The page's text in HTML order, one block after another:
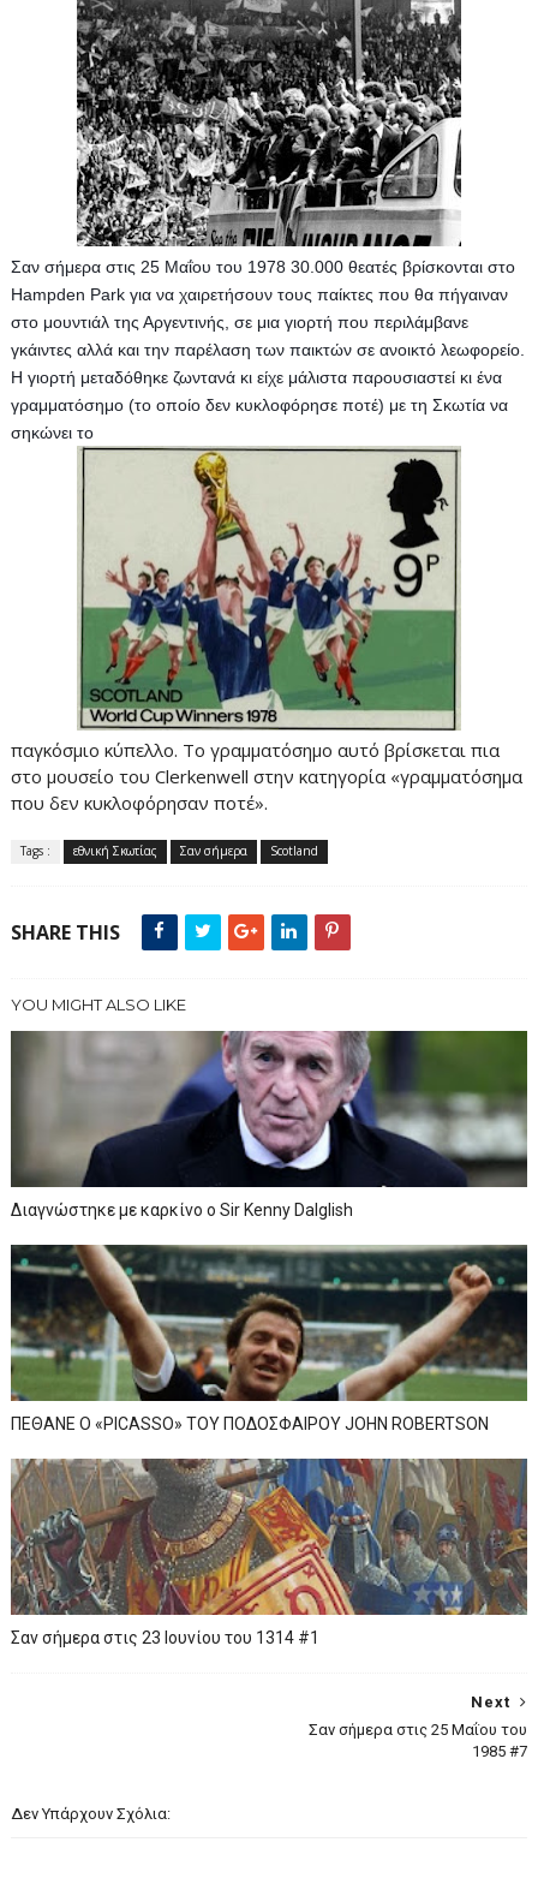
Σαν σήμερα στις 25 Μαΐου του 1978 30.000 θεατές βρίσκονται στο
Hampden Park για να χαιρετήσουν τους παίκτες που θα πήγαιναν
στο μουντιάλ της Αργεντινής, σε μια γιορτή που περιλάμβανε
γκάιντες αλλά και την παρέλαση των παικτών σε ανοικτό λεωφορείο.
Η γιορτή μεταδόθηκε ζωντανά κι είχε μάλιστα παρουσιαστεί κι ένα
γραμματόσημο (το οποίο δεν κυκλοφόρησε ποτέ) με τη Σκωτία να
σηκώνει το
παγκόσμιο κύπελλο. Το γραμματόσημο αυτό βρίσκεται πια
στο μουσείο του Clerkenwell στην κατηγορία «γραμματόσημα
που δεν κυκλοφόρησαν ποτέ».
Tags : εθνική Σκωτίας Σαν σήμερα Scotland
SHARE THIS
YOU MIGHT ALSO LIKE
Διαγνώστηκε με καρκίνο ο Sir Kenny Dalglish
ΠΕΘΑΝΕ Ο «PICASSO» TOY ΠΟΔΟΣΦΑΙΡΟΥ JOHN ROBERTSON
Σαν σήμερα στις 23 Ιουνίου του 1314 #1
Next
Σαν σήμερα στις 25 Μαΐου του
1985 #7
Δεν Υπάρχουν Σχόλια: